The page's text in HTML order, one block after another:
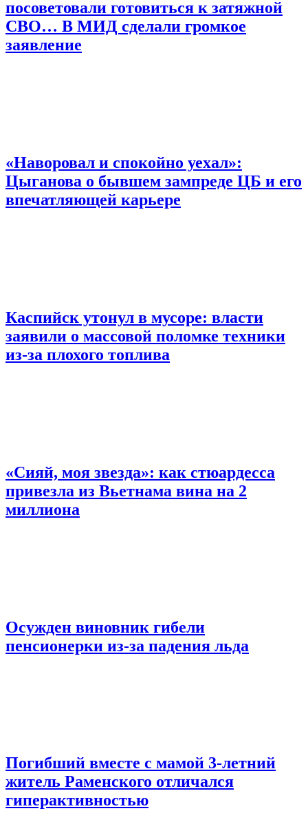
посоветовали готовиться к затяжной
СВО… В МИД сделали громкое
заявление
«Наворовал и спокойно уехал»:
Цыганова о бывшем зампреде ЦБ и его
впечатляющей карьере
Каспийск утонул в мусоре: власти
заявили о массовой поломке техники
из-за плохого топлива
«Сияй, моя звезда»: как стюардесса
привезла из Вьетнама вина на 2
миллиона
Осужден виновник гибели
пенсионерки из-за падения льда
Погибший вместе с мамой 3-летний
житель Раменского отличался
гиперактивностью